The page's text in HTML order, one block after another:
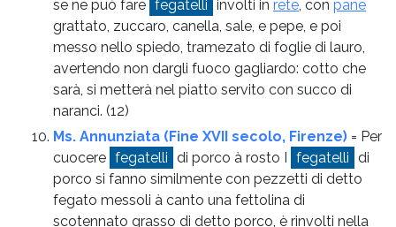
se ne può fare fegatelli involti in rete, con pane
grattato, zuccaro, canella, sale, e pepe, e poi
messo nello spiedo, tramezato di foglie di lauro,
avertendo non dargli fuoco gagliardo: cotto che
sarà, si metterà nel piatto servito con succo di
naranci. (12)
Ms. Annunziata (Fine XVII secolo, Firenze) = Per
cuocere fegatelli di porco à rosto I fegatelli di
porco si fanno similmente con pezzetti di detto
fegato messoli à canto una fettolina di
scotennato grasso di detto porco, è rinvolti nella